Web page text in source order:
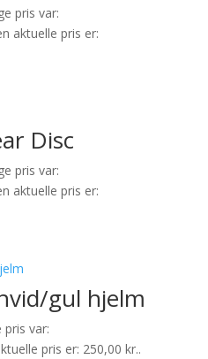
pris var:
aktuelle pris er:
Disc
pris var:
aktuelle pris er:
gul hjelm
pris var:
pris er: 250,00 kr..